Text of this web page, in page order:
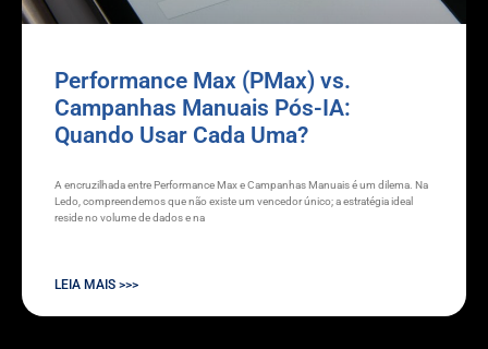
Performance Max (PMax) vs.
Campanhas Manuais Pós-IA:
Quando Usar Cada Uma?
A encruzilhada entre Performance Max e Campanhas Manuais é um dilema. Na
Ledo, compreendemos que não existe um vencedor único; a estratégia ideal
reside no volume de dados e na
LEIA MAIS >>>